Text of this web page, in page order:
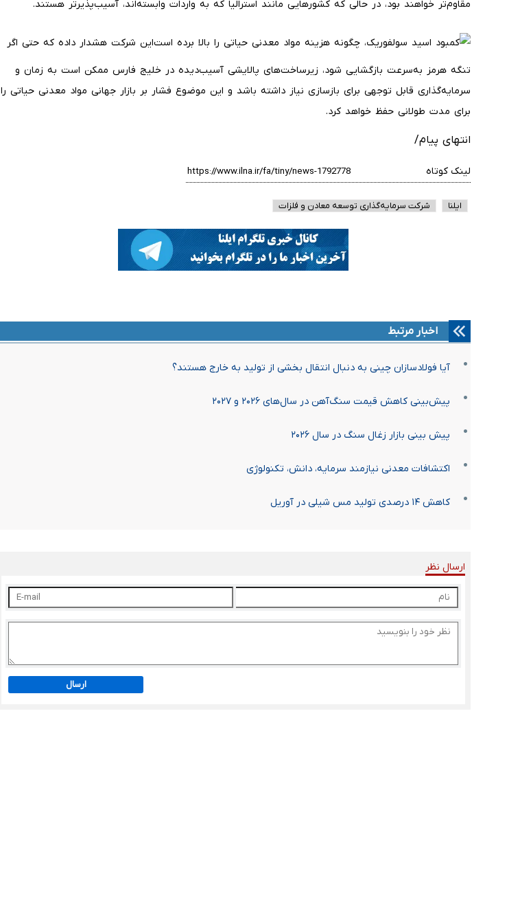
مقاوم‌تر خواهند بود، در حالی که کشورهایی مانند استرالیا که به واردات وابسته‌اند، آسیب‌پذیرتر هستند.
این شرکت هشدار داده که حتی اگر
تنگه هرمز به‌سرعت بازگشایی شود، زیرساخت‌های پالایشی آسیب‌دیده در خلیج فارس ممکن است به زمان و
سرمایه‌گذاری قابل توجهی برای بازسازی نیاز داشته باشد و این موضوع فشار بر بازار جهانی مواد معدنی حیاتی را
برای مدت طولانی حفظ خواهد کرد.
انتهای پیام/
لینک کوتاه
ایلنا شرکت سرمایه‌گذاری توسعه معادن و فلزات
اخبار مرتبط
آیا فولادسازان چینی به دنبال انتقال بخشی از تولید به خارج هستند؟
پیش‌بینی کاهش قیمت سنگ‌آهن در سال‌های ۲۰۲۶ و ۲۰۲۷
پیش بینی بازار زغال سنگ در سال ۲۰۲۶
اکتشافات معدنی نیازمند سرمایه، دانش، تکنولوژی
کاهش ۱۴ درصدی تولید مس شیلی در آوریل
ارسال نظر
ارسال